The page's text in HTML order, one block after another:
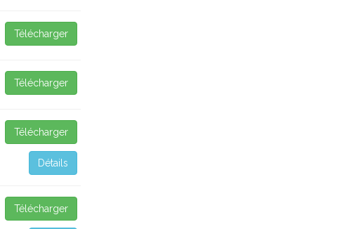
Télécharger
Télécharger
Télécharger
Détails
Télécharger